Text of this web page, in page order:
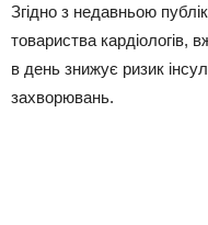
Згідно з недавньою
товариства кардіологів,
в день знижує ризик
захворювань.